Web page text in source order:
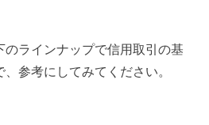
のラインナップで信用取引の基
参考にしてみてください。